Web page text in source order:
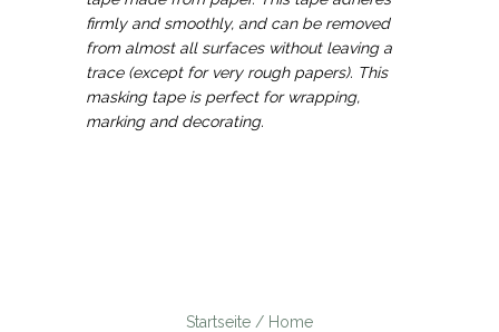
firmly and smoothly, and can be removed
from almost all surfaces without leaving a
trace (except for very rough papers). This
masking tape is perfect for wrapping,
marking and decorating.
Startseite / Home